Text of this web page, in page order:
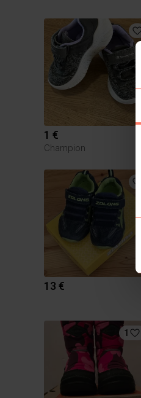
1 €
Champion
13 €
1